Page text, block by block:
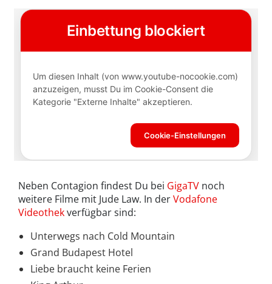
Neben Contagion findest Du bei GigaTV noch
weitere Filme mit Jude Law. In derVodafone
Videothekverfügbar sind:
Unterwegs nach Cold Mountain
Grand Budapest Hotel
Liebe braucht keine Ferien